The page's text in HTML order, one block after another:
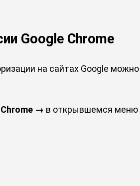
Google Chrome
на сайтах Google
→ в открывшемся меню